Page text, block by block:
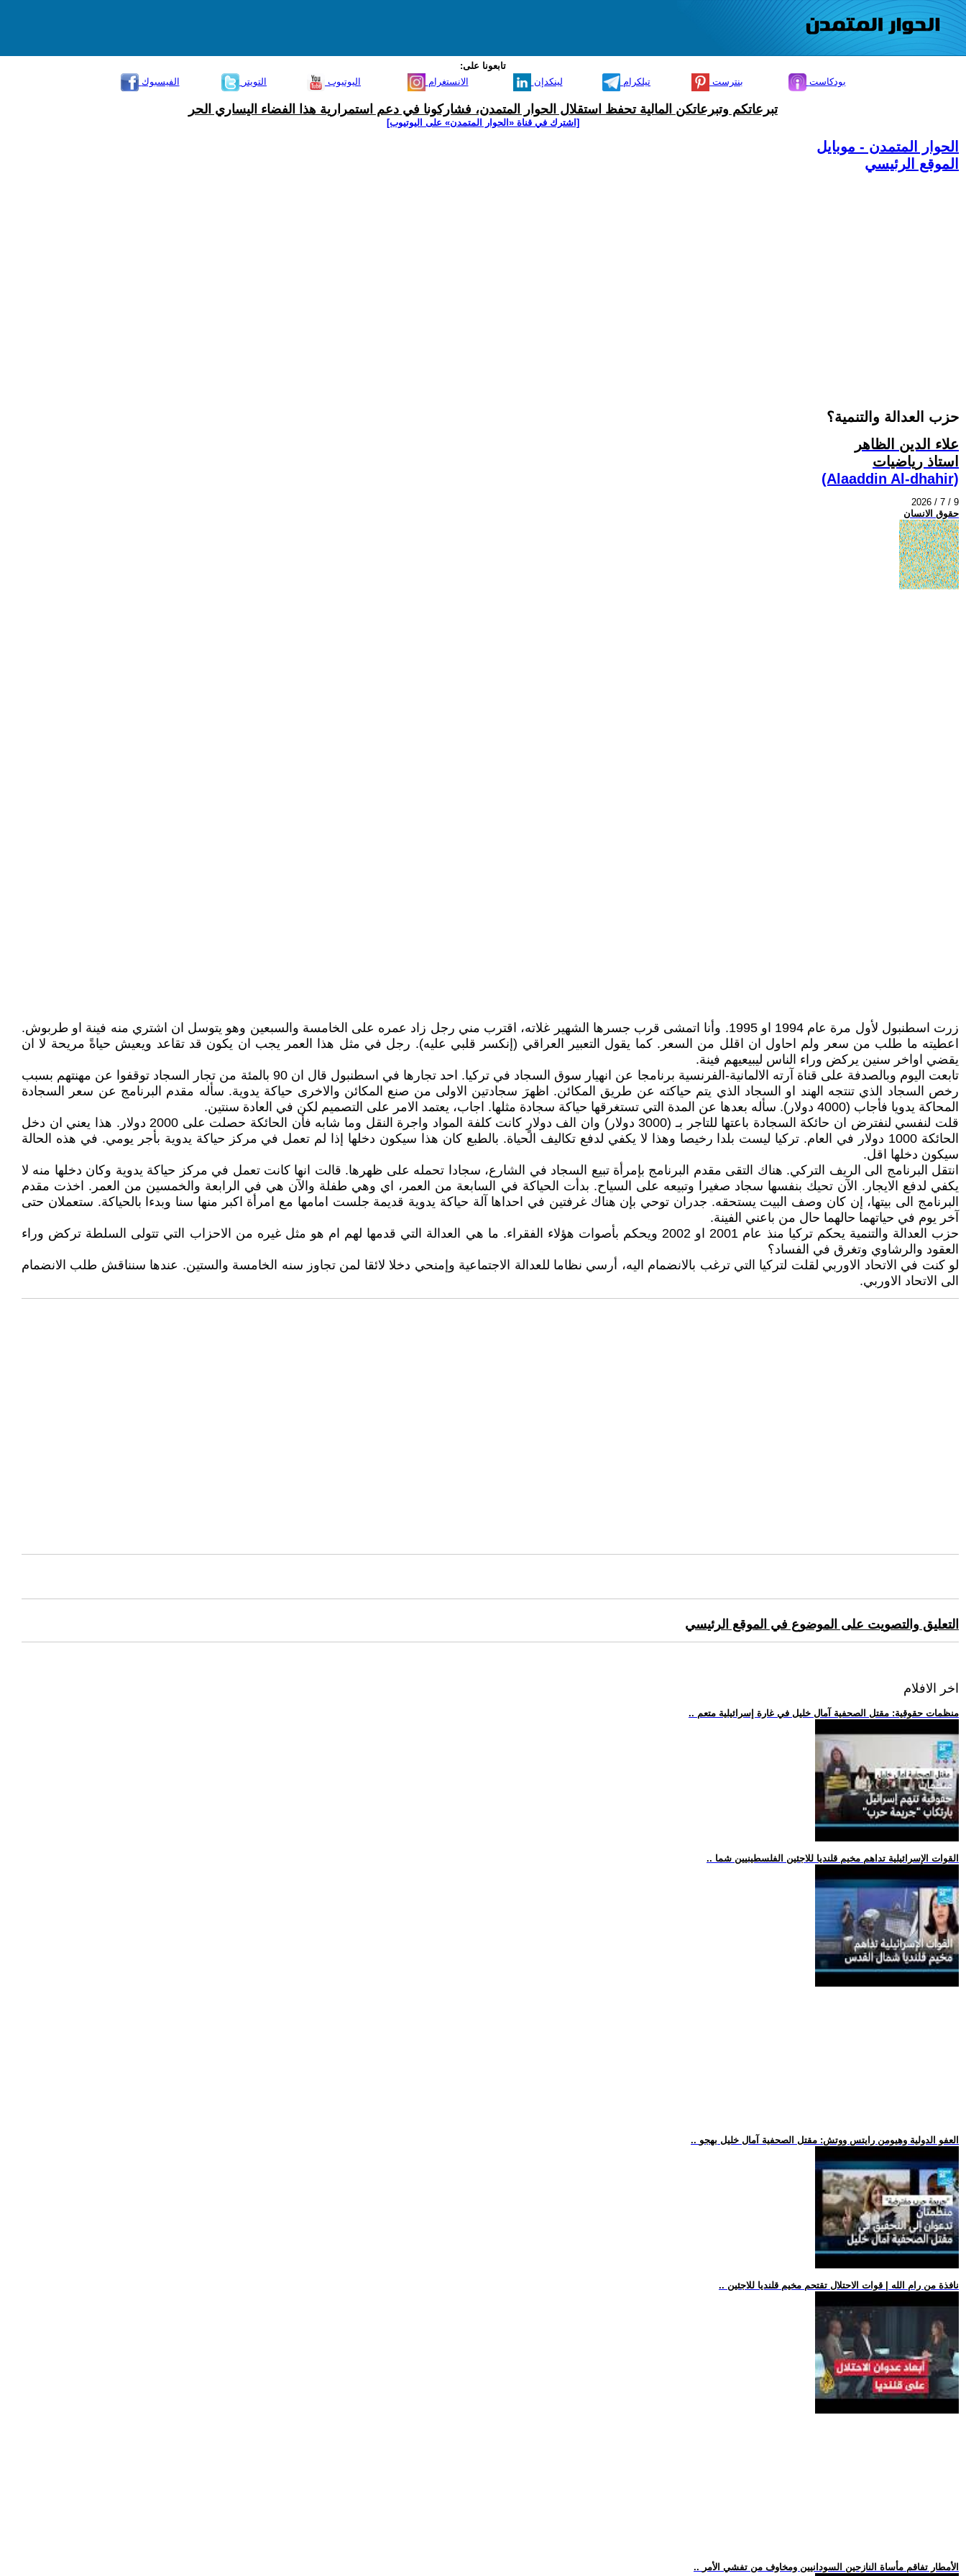
تابعونا على:
الفيسبوك
التويتر اليوتيوب الانستغرام لينكدإن تيلكرام بنترست بودكاست
تبرعاتكم وتبرعاتكن المالية تحفظ استقلال الحوار المتمدن، فشاركونا في دعم استمرارية هذا الفضاء اليساري الحر
[اشترك في قناة ‫«الحوار المتمدن» على اليوتيوب]
الحوار المتمدن - موبايل
الموقع الرئيسي
حزب العدالة والتنمية؟
علاء الدين الظاهر
استاذ رياضيات
(Alaaddin Al-dhahir)
2026 / 7 / 9
حقوق الانسان
زرت اسطنبول لأول مرة عام 1994 او 1995. وأنا اتمشى قرب جسرها الشهير غلاته، اقترب مني رجل زاد عمره على الخامسة والسبعين وهو يتوسل ان اشتري منه فينة او طربوش.
اعطيته ما طلب من سعر ولم احاول ان اقلل من السعر. كما يقول التعبير العراقي (إنكسر قلبي عليه). رجل في مثل هذا العمر يجب ان يكون قد تقاعد ويعيش حياةً مريحة لا ان
يقضي اواخر سنين يركض وراء الناس ليبيعيهم فينة.
تابعت اليوم وبالصدفة على قناة آرته الالمانية-الفرنسية برنامجا عن انهيار سوق السجاد في تركيا. احد تجارها في اسطنبول قال ان 90 بالمئة من تجار السجاد توقفوا عن مهنتهم بسبب
رخص السجاد الذي تنتجه الهند او السجاد الذي يتم حياكته عن طريق المكائن. اظهرَ سجادتين الاولى من صنع المكائن والاخرى حياكة يدوية. سأله مقدم البرنامج عن سعر السجادة
المحاكة يدويا فأجاب (4000 دولار). سأله بعدها عن المدة التي تستغرقها حياكة سجادة مثلها. اجاب، يعتمد الامر على التصميم لكن في العادة سنتين.
قلت لنفسي لنفترض ان حائكة السجادة باعتها للتاجر بـ (3000 دولار) وان الف دولارٍ كانت كلفة المواد واجرة النقل وما شابه فأن الحائكة حصلت على 2000 دولار. هذا يعني ان دخل
الحائكة 1000 دولار في العام. تركيا ليست بلدا رخيصا وهذا لا يكفي لدفع تكاليف الحياة. بالطبع كان هذا سيكون دخلها إذا لم تعمل في مركز حياكة يدوية بأجر يومي. في هذه الحالة
سيكون دخلها اقل.
انتقل البرنامج الى الريف التركي. هناك التقى مقدم البرنامج بإمرأة تبيع السجاد في الشارع، سجادا تحمله على ظهرها. قالت انها كانت تعمل في مركز حياكة يدوية وكان دخلها منه لا
يكفي لدفع الايجار. الآن تحيك بنفسها سجاد صغيرا وتبيعه على السياح. بدأت الحياكة في السابعة من العمر، اي وهي طفلة والآن هي في الرابعة والخمسين من العمر. اخذت مقدم
البرنامج الى بيتها، إن كان وصف البيت يستحقه. جدران توحي بإن هناك غرفتين في احداها آلة حياكة يدوية قديمة جلست امامها مع امرأة اكبر منها سنا وبدءا بالحياكة. ستعملان حتى
آخر يوم في حياتهما حالهما حال من باعني الفينة.
حزب العدالة والتنمية يحكم تركيا منذ عام 2001 او 2002 ويحكم بأصوات هؤلاء الفقراء. ما هي العدالة التي قدمها لهم ام هو مثل غيره من الاحزاب التي تتولى السلطة تركض وراء
العقود والرشاوي وتغرق في الفساد؟
لو كنت في الاتحاد الاوربي لقلت لتركيا التي ترغب بالانضمام اليه، أرسي نظاما للعدالة الاجتماعية وإمنحي دخلا لائقا لمن تجاوز سنه الخامسة والستين. عندها سنناقش طلب الانضمام
الى الاتحاد الاوربي.
التعليق والتصويت على الموضوع في الموقع الرئيسي
اخر الافلام
.. منظمات حقوقية: مقتل الصحفية آمال خليل في غارة إسرائيلية متعم
.. القوات الإسرائيلية تداهم مخيم قلنديا للاجئين الفلسطينيين شما
.. العفو الدولية وهيومن رايتس ووتش: مقتل الصحفية آمال خليل بهجو
.. نافذة من رام الله | قوات الاحتلال تقتحم مخيم قلنديا للاجئين
.. الأمطار تفاقم مأساة النازحين السودانيين ومخاوف من تفشي الأمر